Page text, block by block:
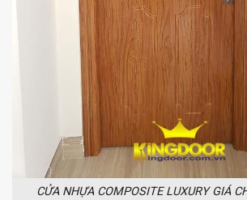
CỬA NHỰA COMPOSITE LUXURY GIÁ